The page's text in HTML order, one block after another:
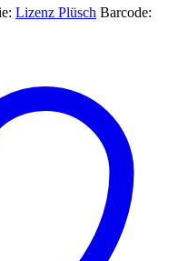
Lizenz Plüsch Barcode: